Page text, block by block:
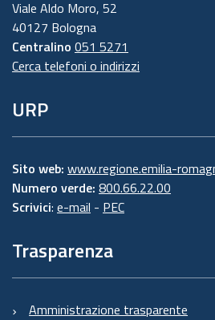
Viale Aldo Moro, 52
40127 Bologna
Centralino 051 5271
Cerca telefoni o indirizzi
URP
Sito web: www.regione.emilia-
Numero verde: 800.66.22.00
Scrivici: e-mail - PEC
Trasparenza
Amministrazione trasparente